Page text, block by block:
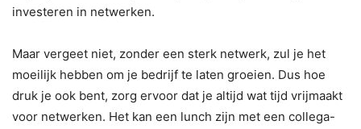
investeren in netwerken.
Maar vergeet niet, zonder een sterk netwerk, zul je het
moeilijk hebben om je bedrijf te laten groeien. Dus hoe
druk je ook bent, zorg ervoor dat je altijd wat tijd vrijmaakt
voor netwerken. Het kan een lunch zijn met een collega-